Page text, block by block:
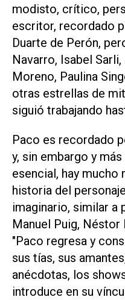
modisto, crítico,
escritor, recordado
Duarte de Perón,
Navarro, Isabel
Moreno, Paulina
otras estrellas de
siguió trabajando
Paco es recordado
y, sin embargo y
esencial, hay mucho
historia del
imaginario, similar a
Manuel Puig, Néstor
"Paco regresa y
sus tías, sus
anécdotas, los
introduce en su